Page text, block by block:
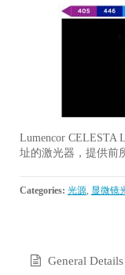
Lumencor CELESTA
址的激光器，提供前
Categories: 光源, 显微镜
General Details